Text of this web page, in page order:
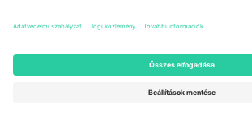
131 Continental Dr, Suite 305,
Dorfstrasse
United